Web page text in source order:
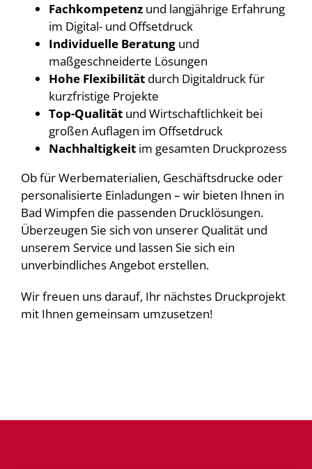
Fachkompetenzund langjährige Erfahrung
im Digital- und Offsetdruck
Individuelle Beratungund
maßgeschneiderte Lösungen
Hohe Flexibilitätdurch Digitaldruck für
kurzfristige Projekte
Top-Qualitätund Wirtschaftlichkeit bei
großen Auflagen im Offsetdruck
Nachhaltigkeitim gesamten Druckprozess
Ob für Werbematerialien, Geschäftsdrucke oder
personalisierte Einladungen – wir bieten Ihnen in
Bad Wimpfen die passenden Drucklösungen.
Überzeugen Sie sich von unserer Qualität und
unserem Service und lassen Sie sich ein
unverbindliches Angebot erstellen.
Wir freuen uns darauf, Ihr nächstes Druckprojekt
mit Ihnen gemeinsam umzusetzen!